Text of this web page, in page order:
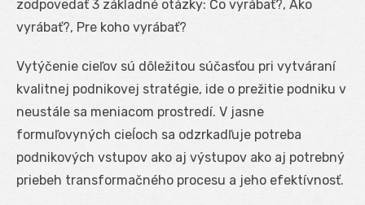
zodpovedať 3 základné otázky: Čo vyrábať?, Ako
vyrábať?, Pre koho vyrábať?
Vytýčenie cieľov sú dôležitou súčasťou pri vytváraní
kvalitnej podnikovej stratégie, ide o prežitie podniku v
neustále sa meniacom prostredí. V jasne
formuľovyných cieĺoch sa odzrkadľuje potreba
podnikových vstupov ako aj výstupov ako aj potrebný
priebeh transformačného procesu a jeho efektívnosť.